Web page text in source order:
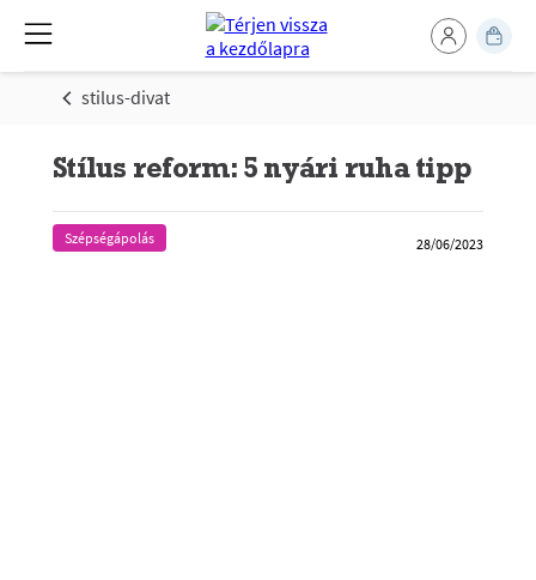
stilus-divat
Stílus reform: 5 nyári ruha tipp
Szépségápolás 28/06/2023